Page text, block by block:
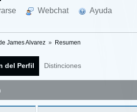
Webchat Ayuda
James Alvarez » Resumen
del Perfil Distinciones